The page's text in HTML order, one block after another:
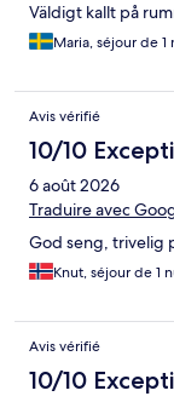
Väldigt kallt på
Maria, séjour de 1
Avis vérifié
10/10
6 août 2026
Traduire avec
God seng, trivelig
Knut, séjour de 1
Avis vérifié
10/10